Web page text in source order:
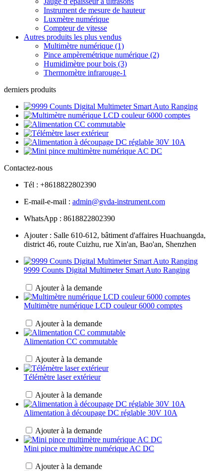
Instrument de mesure de hauteur
Luxmètre numérique
Compteur de vitesse
Autres produits les plus vendus
Multimètre numérique (1)
Pince ampèremétrique numérique (2)
Humidimètre pour bois (3)
Thermomètre infrarouge-1
derniers produits
Contactez-nous
Tél : +8618822802390
E-mail-e-mail : admin@gvda-instrument.com
WhatsApp : 8618822802390
Ajouter : Salle 610-612, bâtiment d'affaires Huachuangda,
district 46, route Cuizhu, rue Xin'an, Bao'an, Shenzhen
9999 Counts Digital Multimeter Smart Auto Ranging
Ajouter à la demande
Multimètre numérique LCD couleur 6000 comptes
Ajouter à la demande
Alimentation CC commutable
Ajouter à la demande
Télémètre laser extérieur
Ajouter à la demande
Alimentation à découpage DC réglable 30V 10A
Ajouter à la demande
Mini pince multimètre numérique AC DC
Ajouter à la demande